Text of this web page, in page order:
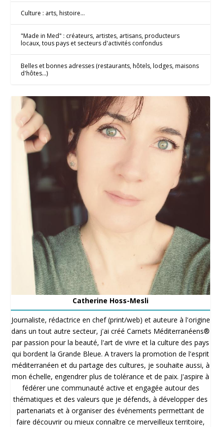
Culture : arts, histoire...
"Made in Med" : créateurs, artistes, artisans, producteurs
locaux, tous pays et secteurs d'activités confondus
Belles et bonnes adresses (restaurants, hôtels, lodges, maisons
d'hôtes...)
Catherine Hoss-Mesli
Journaliste, rédactrice en chef (print/web) et auteure à l'origine
dans un tout autre secteur, j'ai créé Carnets Méditerranéens®
par passion pour la beauté, l'art de vivre et la culture des pays
qui bordent la Grande Bleue. A travers la promotion de l'esprit
méditerranéen et du partage des cultures, je souhaite aussi, à
mon échelle, engendrer plus de tolérance et de paix. J'aspire à
fédérer une communauté active et engagée autour des
thématiques et des valeurs que je défends, à développer des
partenariats et à organiser des événements permettant de
faire découvrir ou mieux connaître ce merveilleux territoire,